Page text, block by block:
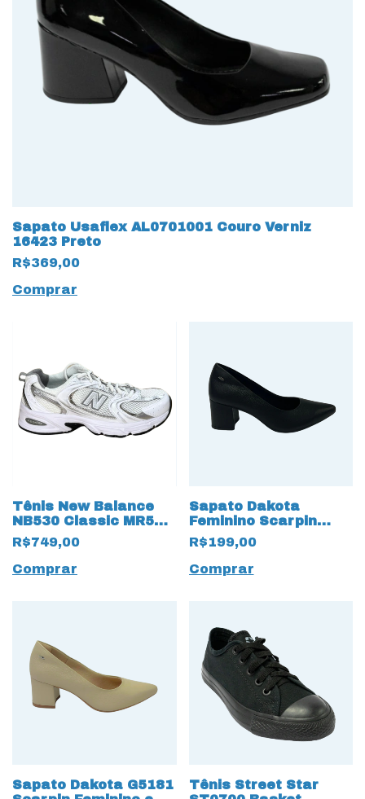
Sapato Usaflex AL0701001 Couro Verniz
16423 Preto
R$369,00
Comprar
Tênis New Balance
NB530 Classic MR530
19549 Branco
R$749,00
Comprar
Sapato Dakota
Feminino Scarpin
G5181 Vincent 17030
Preto
R$199,00
Comprar
Sapato Dakota G5181
Tênis Street Star